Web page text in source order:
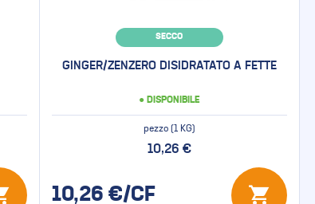
SECCO
GINGER/ZENZERO DISIDRATATO A FETTE
● DISPONIBILE
pezzo (1 KG)
10,26 €
10,26 €/CF